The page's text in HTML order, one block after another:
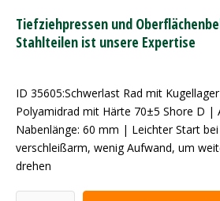
Tiefziehpressen und
Stahlteilen ist unsere Expertise
ID 35605:Schwerlast Rad mit
Polyamidrad mit Härte 70±5 Shore D |
Nabenlänge: 60 mm | Leichter Start
verschleißarm, wenig Aufwand, um
drehen